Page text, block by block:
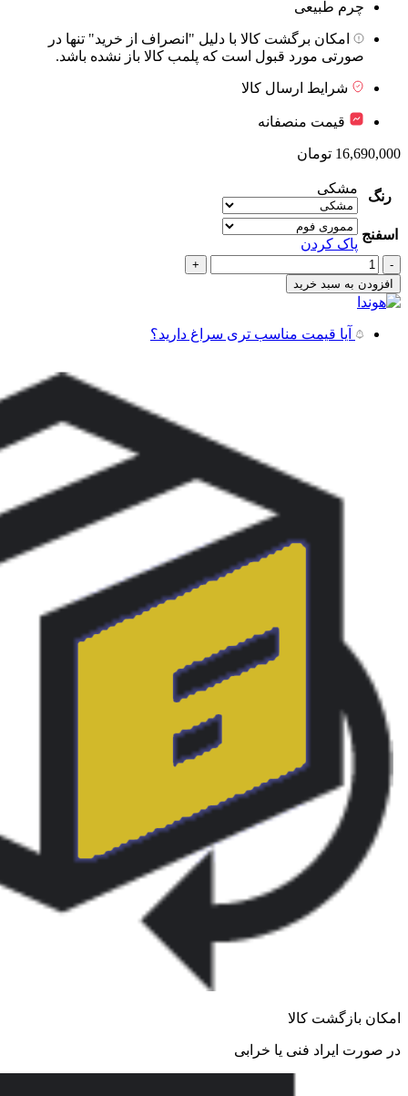
چرم طبیعی
امکان برگشت کالا با دلیل "انصراف از خرید" تنها در
صورتی مورد قبول است که پلمب کالا باز نشده باشد.
شرایط ارسال کالا
قیمت منصفانه
16,690,000 تومان
رنگ
مشکی
اسفنج
پاک کردن
روکش
زین
موتورسیکلت
هوندا
Honda
افزودن به سبد خرید
آیا قیمت مناسب تری سراغ دارید؟
امکان بازگشت کالا
در صورت ایراد فنی یا خرابی